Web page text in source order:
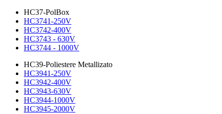
HC37-PolBox
HC3741-250V
HC3742-400V
HC3743 - 630V
HC3744 - 1000V
HC39-Poliestere Metallizato
HC3941-250V
HC3942-400V
HC3943-630V
HC3944-1000V
HC3945-2000V